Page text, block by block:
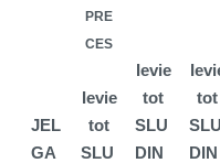
JEL
GA
PRE
CES
Ievie
tot
SLU
Ievie
tot
SLU
DIN
tot
SLU
DIN